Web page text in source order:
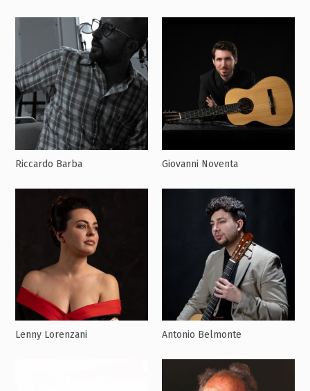
Riccardo Barba Giovanni Noventa
Lenny Lorenzani Antonio Belmonte